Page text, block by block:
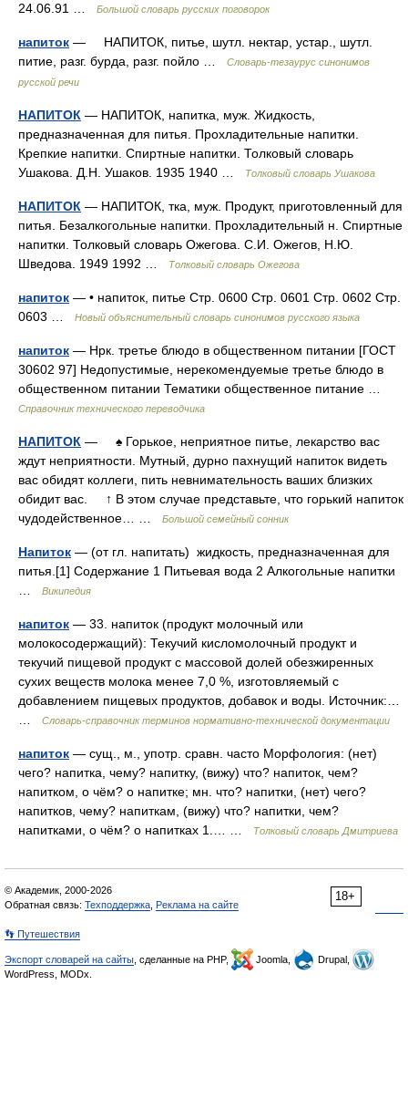
24.06.91 …
Большой словарь русских поговорок
напиток — НАПИТОК, питье, шутл. нектар, устар., шутл.
питие, разг. бурда, разг. пойло …
Словарь-тезаурус синонимов
русской речи
НАПИТОК — НАПИТОК, напитка, муж. Жидкость,
предназначенная для питья. Прохладительные напитки.
Крепкие напитки. Спиртные напитки. Толковый словарь
Ушакова. Д.Н. Ушаков. 1935 1940 …
Толковый словарь Ушакова
НАПИТОК — НАПИТОК, тка, муж. Продукт, приготовленный для
питья. Безалкогольные напитки. Прохладительный н. Спиртные
напитки. Толковый словарь Ожегова. С.И. Ожегов, Н.Ю.
Шведова. 1949 1992 …
Толковый словарь Ожегова
напиток — • напиток, питье Стр. 0600 Стр. 0601 Стр. 0602 Стр.
0603 …
Новый объяснительный словарь синонимов русского языка
напиток — Нрк. третье блюдо в общественном питании [ГОСТ
30602 97] Недопустимые, нерекомендуемые третье блюдо в
общественном питании Тематики общественное питание …
Справочник технического переводчика
НАПИТОК — ♠ Горькое, неприятное питье, лекарство вас
ждут неприятности. Мутный, дурно пахнущий напиток видеть
вас обидят коллеги, пить невнимательность ваших близких
обидит вас. ↑ В этом случае представьте, что горький напиток
чудодейственное… …
Большой семейный сонник
Напиток — (от гл. напитать) жидкость, предназначенная для
питья.[1] Содержание 1 Питьевая вода 2 Алкогольные напитки
Википедия
напиток — 33. напиток (продукт молочный или
молокосодержащий): Текучий кисломолочный продукт и
текучий пищевой продукт с массовой долей обезжиренных
сухих веществ молока менее 7,0 %, изготовляемый с
добавлением пищевых продуктов, добавок и воды. Источник:…
Словарь-справочник терминов нормативно-технической документации
напиток — сущ., м., употр. сравн. часто Морфология: (нет)
чего? напитка, чему? напитку, (вижу) что? напиток, чем?
напитком, о чём? о напитке; мн. что? напитки, (нет) чего?
напитков, чему? напиткам, (вижу) что? напитки, чем?
напитками, о чём? о напитках 1.… …
Толковый словарь Дмитриева
18+
© Академик, 2000-2026
Обратная связь: Техподдержка Реклама на сайте
👣 Путешествия
Экспорт словарей на сайты , сделанные на PHP, Joomla,
Drupal,
WordPress, MODx.